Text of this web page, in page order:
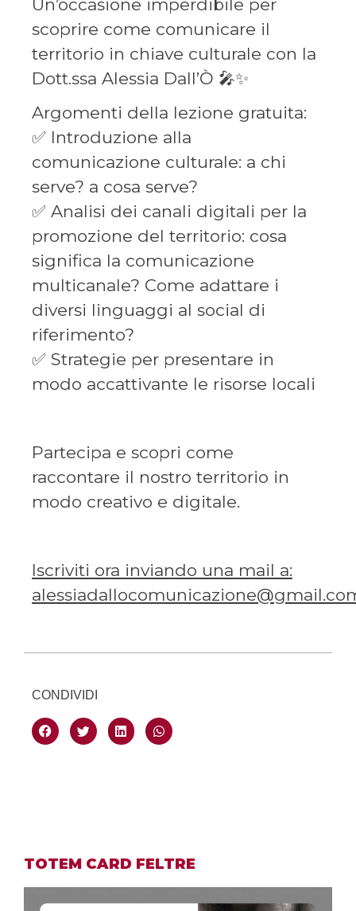
Un’occasione imperdibile per
scoprire come comunicare il
territorio in chiave culturale con la
Dott.ssa Alessia Dall’Ò 🎤✨
Argomenti della lezione gratuita:
✅ Introduzione alla
comunicazione culturale: a chi
serve? a cosa serve?
✅ Analisi dei canali digitali per la
promozione del territorio: cosa
significa la comunicazione
multicanale? Come adattare i
diversi linguaggi al social di
riferimento?
✅ Strategie per presentare in
modo accattivante le risorse locali
Partecipa e scopri come
raccontare il nostro territorio in
modo creativo e digitale.
Iscriviti ora inviando una mail a:
CONDIVIDI
TOTEM CARD FELTRE